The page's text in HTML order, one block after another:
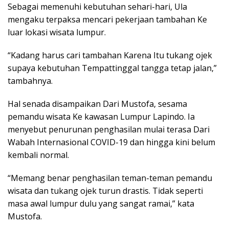
Sebagai memenuhi kebutuhan sehari-hari, Ula
mengaku terpaksa mencari pekerjaan tambahan Ke
luar lokasi wisata lumpur.
“Kadang harus cari tambahan Karena Itu tukang ojek
supaya kebutuhan Tempattinggal tangga tetap jalan,”
tambahnya.
Hal senada disampaikan Dari Mustofa, sesama
pemandu wisata Ke kawasan Lumpur Lapindo. Ia
menyebut penurunan penghasilan mulai terasa Dari
Wabah Internasional COVID-19 dan hingga kini belum
kembali normal.
“Memang benar penghasilan teman-teman pemandu
wisata dan tukang ojek turun drastis. Tidak seperti
masa awal lumpur dulu yang sangat ramai,” kata
Mustofa.